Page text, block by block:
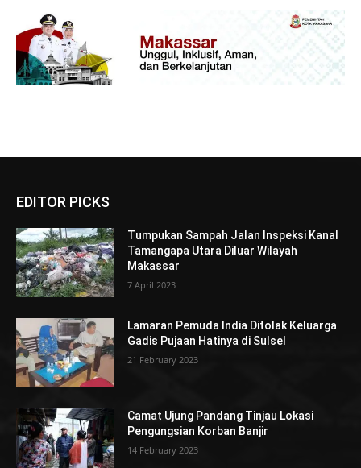
EDITOR PICKS
Tumpukan Sampah Jalan Inspeksi Kanal
Tamangapa Utara Diluar Wilayah
Makassar
7 April 2023
Lamaran Pemuda India Ditolak Keluarga
Gadis Pujaan Hatinya di Sulsel
21 February 2023
Camat Ujung Pandang Tinjau Lokasi
Pengungsian Korban Banjir
14 February 2023